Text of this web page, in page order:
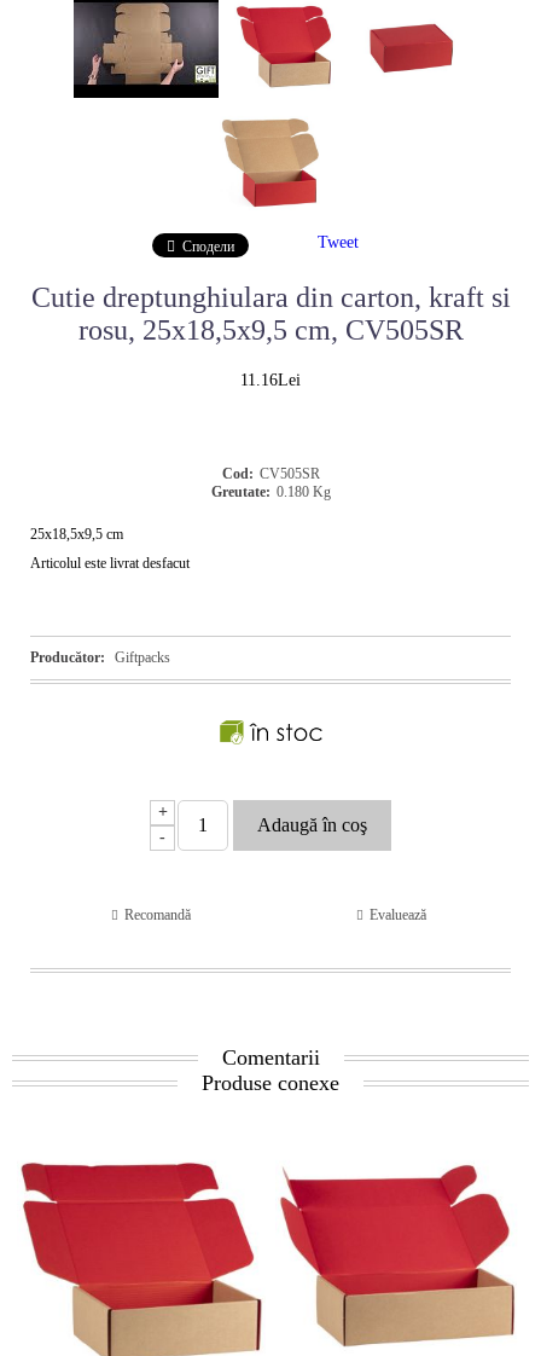
Cutie dreptunghiulara din carton, kraft si
rosu, 25x18,5x9,5 cm, CV505SR
11.16Lei
Cod: CV505SR
Greutate: 0.180 Kg
25x18,5x9,5 cm
Articolul este livrat desfacut
Producător: Giftpacks
+
-
Recomandă Evaluează
Сподели Tweet
Comentarii
Produse conexe